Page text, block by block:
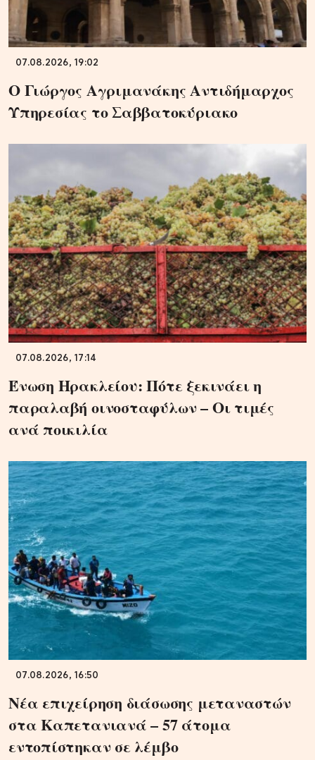
07.08.2026, 19:02
Ο Γιώργος Αγριμανάκης Αντιδήμαρχος
Υπηρεσίας το Σαββατοκύριακο
07.08.2026, 17:14
Ένωση Ηρακλείου: Πότε ξεκινάει η
παραλαβή οινοσταφύλων – Οι τιμές
ανά ποικιλία
07.08.2026, 16:50
Νέα επιχείρηση διάσωσης μεταναστών
στα Καπετανιανά – 57 άτομα
εντοπίστηκαν σε λέμβο